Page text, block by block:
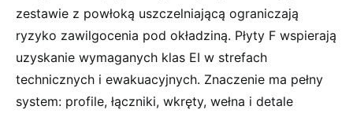
zestawie z powłoką uszczelniającą ograniczają
ryzyko zawilgocenia pod okładziną. Płyty F wspierają
uzyskanie wymaganych klas EI w strefach
technicznych i ewakuacyjnych. Znaczenie ma pełny
system: profile, łączniki, wkręty, wełna i detale